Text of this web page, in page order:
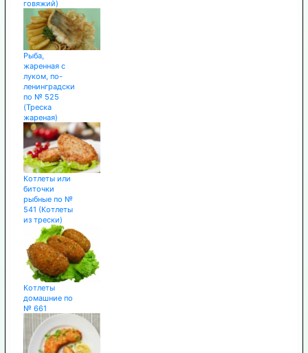
говяжий)
Рыба,
жаренная с
луком, по-
ленинградски
по № 525
(Треска
жареная)
Котлеты или
биточки
рыбные по №
541 (Котлеты
из трески)
Котлеты
домашние по
№ 661